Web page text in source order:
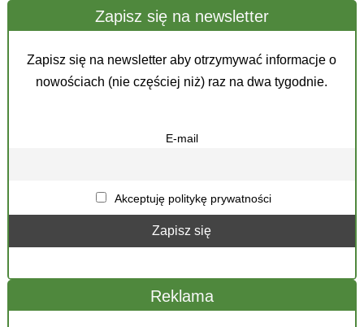
Zapisz się na newsletter
Zapisz się na newsletter aby otrzymywać informacje o
nowościach (nie częściej niż) raz na dwa tygodnie.
E-mail
Akceptuję politykę prywatności
Reklama